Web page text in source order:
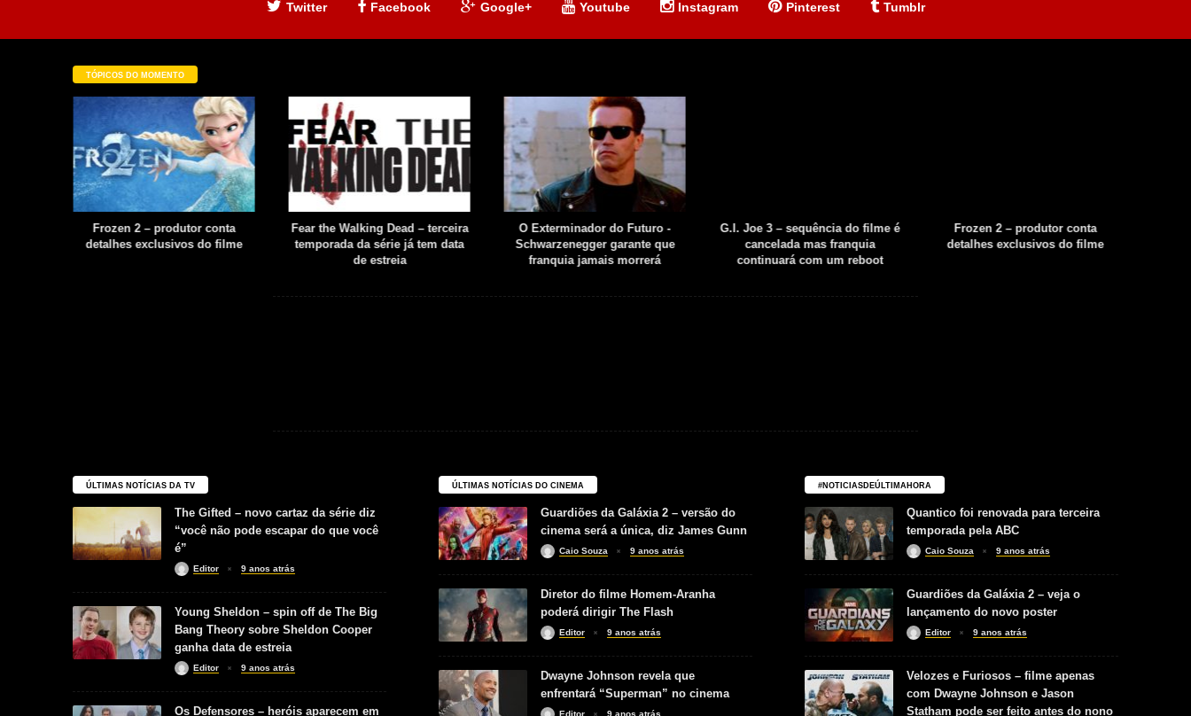
Twitter Facebook Google+ Youtube Instagram Pinterest Tumblr
TÓPICOS DO MOMENTO
Frozen 2 – produtor conta
detalhes exclusivos do filme
Fear the Walking Dead – terceira
temporada da série já tem data
de estreia
O Exterminador do Futuro -
Schwarzenegger garante que
franquia jamais morrerá
G.I. Joe 3 – sequência do filme é
cancelada mas franquia
continuará com um reboot
Frozen 2 – produtor conta
detalhes exclusivos do filme
ÚLTIMAS NOTÍCIAS DA TV
The Gifted – novo cartaz da série diz
“você não pode escapar do que você
é”
Editor 9 anos atrás
Young Sheldon – spin off de The Big
Bang Theory sobre Sheldon Cooper
ganha data de estreia
Editor 9 anos atrás
Os Defensores – heróis aparecem em
ÚLTIMAS NOTÍCIAS DO CINEMA
Guardiões da Galáxia 2 – versão do
cinema será a única, diz James Gunn
Caio Souza 9 anos atrás
Diretor do filme Homem-Aranha
poderá dirigir The Flash
Editor 9 anos atrás
Dwayne Johnson revela que
enfrentará “Superman” no cinema
Editor 9 anos atrás
#NOTICIASDEÚLTIMAHORA
Quantico foi renovada para terceira
temporada pela ABC
Caio Souza 9 anos atrás
Guardiões da Galáxia 2 – veja o
lançamento do novo poster
Editor 9 anos atrás
Velozes e Furiosos – filme apenas
com Dwayne Johnson e Jason
Statham pode ser feito antes do nono